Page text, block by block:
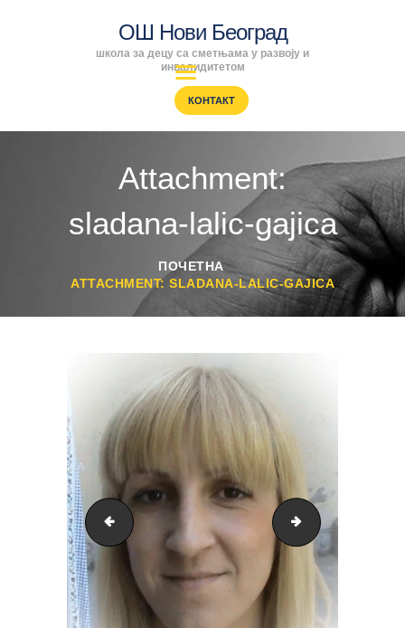
ОШ Нови Београд
школа за децу са сметњама у развоју и
инвалидитетом
КОНТАКТ
Attachment:
sladana-lalic-gajica
ПОЧЕТНА
ATTACHMENT: SLADANA-LALIC-GAJICA
ОШ Нови Београд
школа за децу са сметњама у развоју и инвалидитетом
SRPSKI
ПРОГРАМИ
ГАЛЕРИЈА
ШКОЛА
sanja-mogorovic slavica-